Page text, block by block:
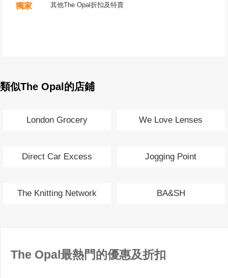
獨家
其他The Opal折扣及特賣
類似The Opal的店鋪
London Grocery We Love Lenses
Direct Car Excess Jogging Point
The Knitting Network BA&SH
The Opal最熱門的優惠及折扣